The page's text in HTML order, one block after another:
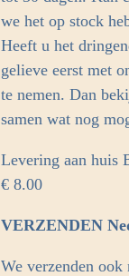
we het op stock
Heeft u het
gelieve eerst met
te nemen. Dan
samen wat nog
Levering aan huis
€ 8.00
VERZENDEN
We verzenden ook